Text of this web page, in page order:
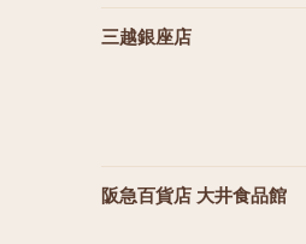
三越銀座店
阪急百貨店 大井食品館